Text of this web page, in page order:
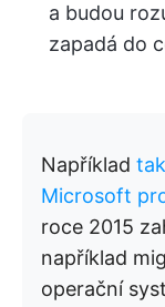
a budou
zapadá do
Například
Microsoft
roce 2015
například
operační